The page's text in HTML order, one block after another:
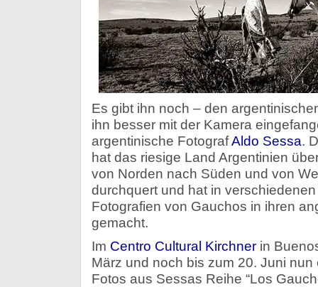
Es gibt ihn noch – den
ihn besser mit der Kamera
argentinische FotografAldo Sessa.
hat das riesige Land Argentinien
von Norden nach Süden und von
durchquert und hat in
Fotografien von Gauchos in ihren
gemacht.
Im Centro Cultural Kirchnerin
März und noch bis zum 20. Juni
Fotos aus Sessas Reihe “Los